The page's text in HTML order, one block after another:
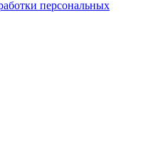
персональных